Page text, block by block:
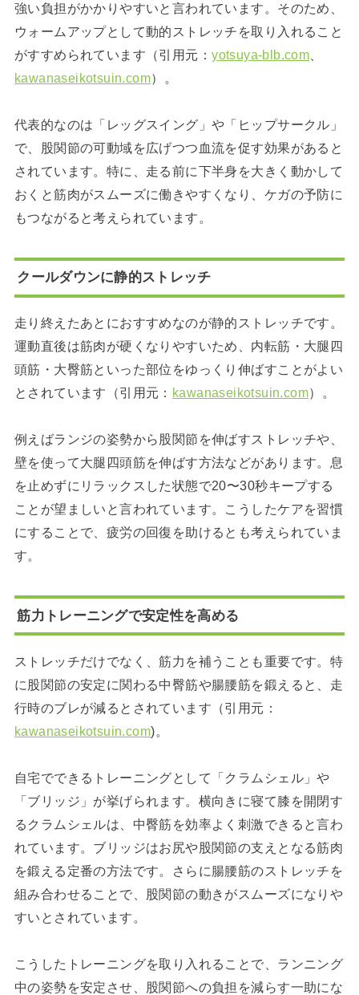
強い負担がかかりやすいと言われています。そのため、
ウォームアップとして動的ストレッチを取り入れること
がすすめられています（引用元：yotsuya-blb.com
kawanaseikotsuin.com）。
代表的なのは「レッグスイング」や「ヒップサークル」
で、股関節の可動域を広げつつ血流を促す効果があると
されています。特に、走る前に下半身を大きく動かして
おくと筋肉がスムーズに働きやすくなり、ケガの予防に
もつながると考えられています。
クールダウンに静的ストレッチ
走り終えたあとにおすすめなのが静的ストレッチです。
運動直後は筋肉が硬くなりやすいため、内転筋・大腿四
頭筋・大臀筋といった部位をゆっくり伸ばすことがよい
とされています（引用元： kawanaseikotsuin.com）。
例えばランジの姿勢から股関節を伸ばすストレッチや、
壁を使って大腿四頭筋を伸ばす方法などがあります。息
を止めずにリラックスした状態で20〜30秒キープする
ことが望ましいと言われています。こうしたケアを習慣
にすることで、疲労の回復を助けるとも考えられていま
す。
筋力トレーニングで安定性を高める
ストレッチだけでなく、筋力を補うことも重要です。特
に股関節の安定に関わる中臀筋や腸腰筋を鍛えると、走
行時のブレが減るとされています（引用元：
kawanaseikotsuin.com)。
自宅でできるトレーニングとして「クラムシェル」や
「ブリッジ」が挙げられます。横向きに寝て膝を開閉す
るクラムシェルは、中臀筋を効率よく刺激できると言わ
れています。ブリッジはお尻や股関節の支えとなる筋肉
を鍛える定番の方法です。さらに腸腰筋のストレッチを
組み合わせることで、股関節の動きがスムーズになりや
すいとされています。
こうしたトレーニングを取り入れることで、ランニング
中の姿勢を安定させ、股関節への負担を減らす一助にな